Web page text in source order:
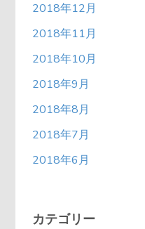
2018年12月
2018年11月
2018年10月
2018年9月
2018年8月
2018年7月
2018年6月
カテゴリー